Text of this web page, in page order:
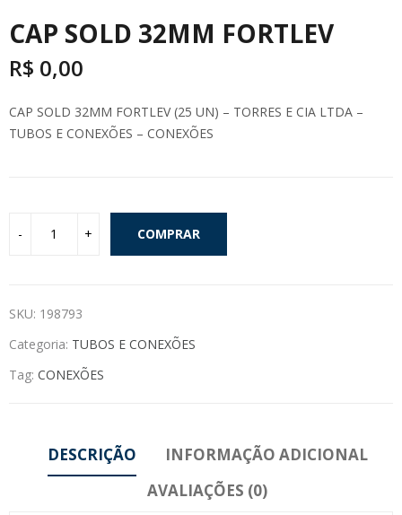
CAP SOLD 32MM FORTLEV
R$ 0,00
CAP SOLD 32MM FORTLEV (25 UN) – TORRES E CIA LTDA –
TUBOS E CONEXÕES – CONEXÕES
COMPRAR
SKU: 198793
Categoria: TUBOS E CONEXÕES
Tag: CONEXÕES
DESCRIÇÃO
INFORMAÇÃO ADICIONAL
AVALIAÇÕES (0)